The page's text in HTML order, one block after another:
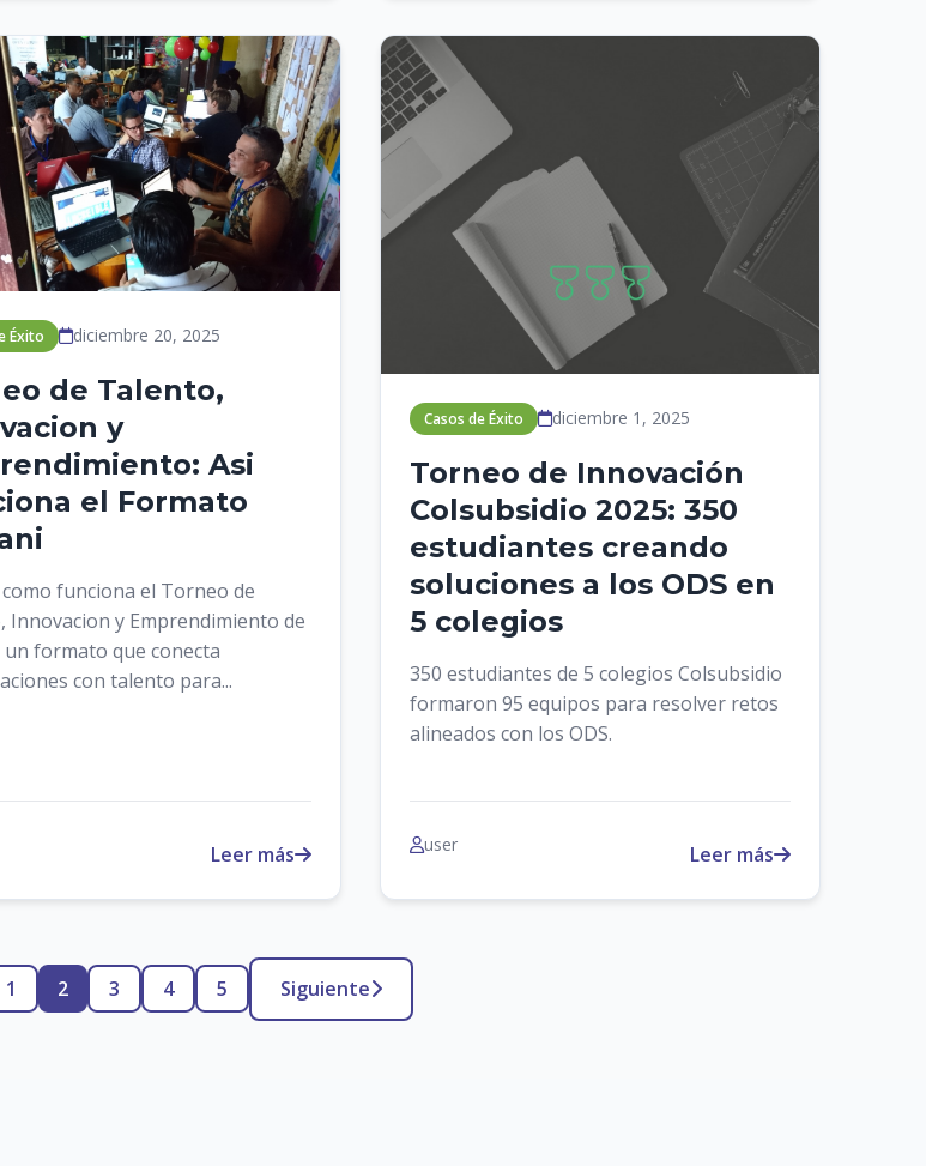
Éxito diciembre 20, 2025
de Talento,
y
Asi
el Formato
funciona el Torneo de
Innovacion y Emprendimiento de
un formato que conecta
con talento para...
Leer más
Casos de Éxito diciembre 1, 2025
Torneo de Innovación
Colsubsidio 2025: 350
estudiantes creando
soluciones a los ODS en
5 colegios
350 estudiantes de 5 colegios Colsubsidio
formaron 95 equipos para resolver retos
alineados con los ODS.
user Leer más
1 2 3 4 5 Siguiente